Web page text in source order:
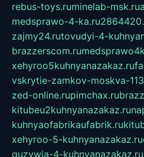
rebus-toys.ruminelab-msk.ru
medsprawo-4-ka.ru
zajmy24.rutovudyi-4-
brazzerscom.ru
xehyroo5kuhnyanazakaz.ru
vskrytie-zamkov-moskva-
zed-online.rupimchax.ru
kitubeu2kuhnyanazakaz.ru
kuhnyaofabrikaufabrik.ru
xehyroo-5-kuhnyanazakaz.ru
guzywia-4-kuhnyanazakaz.ru